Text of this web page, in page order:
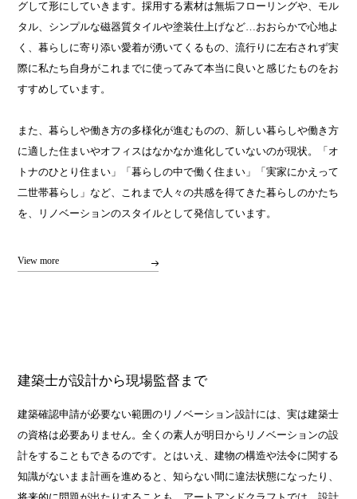
グして形にしていきます。採用する素材は無垢フローリングや、モル
タル、シンプルな磁器質タイルや塗装仕上げなど…おおらかで心地よ
く、暮らしに寄り添い愛着が湧いてくるもの、流行りに左右されず実
際に私たち自身がこれまでに使ってみて本当に良いと感じたものをお
すすめしています。
また、暮らしや働き方の多様化が進むものの、新しい暮らしや働き方
に適した住まいやオフィスはなかなか進化していないのが現状。「オ
トナのひとり住まい」「暮らしの中で働く住まい」「実家にかえって
二世帯暮らし」など、これまで人々の共感を得てきた暮らしのかたち
を、リノベーションのスタイルとして発信しています。
View more
建築士が設計から現場監督まで
建築確認申請が必要ない範囲のリノベーション設計には、実は建築士
の資格は必要ありません。全くの素人が明日からリノベーションの設
計をすることもできるのです。とはいえ、建物の構造や法令に関する
知識がないまま計画を進めると、知らない間に違法状態になったり、